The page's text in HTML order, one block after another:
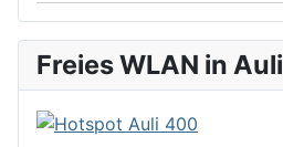
Freies WLAN in Auli